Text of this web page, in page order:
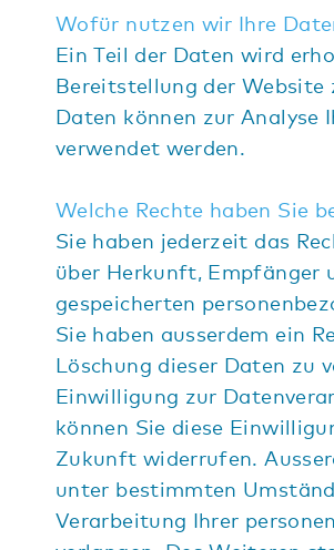
Wofür nutzen wir Ihre
Ein Teil der Daten wird
Bereitstellung der Website
Daten können zur Analyse
verwendet werden.
Welche Rechte haben Sie
Sie haben jederzeit das
über Herkunft, Empfänger
gespeicherten
Sie haben ausserdem ein
Löschung dieser Daten zu
Einwilligung zur
können Sie diese
Zukunft widerrufen.
unter bestimmten
Verarbeitung Ihrer